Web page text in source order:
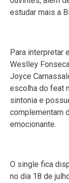
estudar mais a
Para
Weslley
Joyce
escolha do feat
sintonia e
complementam
emocionante.
O single fica
no dia 18 de